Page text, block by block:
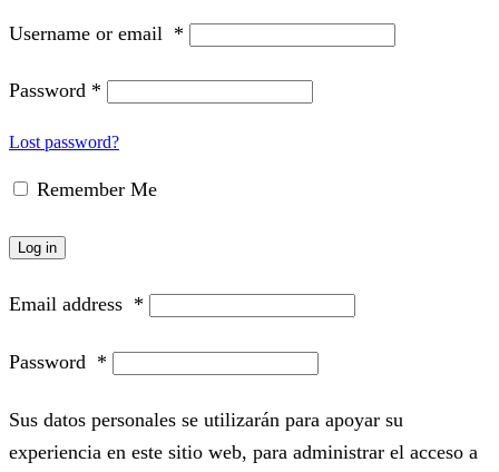
Username or email *
Password *
Lost password?
Remember Me
Log in
Email address *
Password *
Sus datos personales se utilizarán para apoyar su
experiencia en este sitio web, para administrar el acceso a